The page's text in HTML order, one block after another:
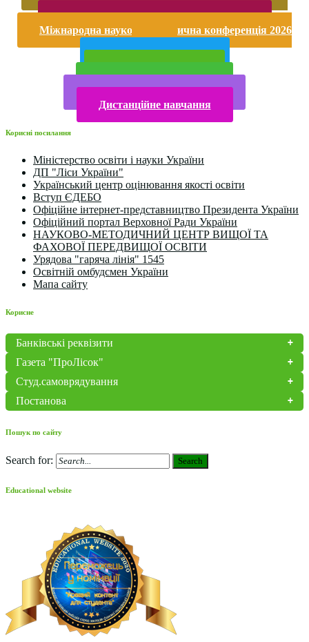
Міжнародна науково-практична конференція 2026
Дистанційне навчання
Корисні посилання
Міністерство освіти і науки України
ДП "Ліси України"
Український центр оцінювання якості освіти
Вступ ЄДЕБО
Офіційне інтернет-представництво Президента України
Офіційний портал Верховної Ради України
НАУКОВО-МЕТОДИЧНИЙ ЦЕНТР ВИЩОЇ ТА
ФАХОВОЇ ПЕРЕДВИЩОЇ ОСВІТИ
Урядова "гаряча лінія" 1545
Освітній омбудсмен України
Мапа сайту
Корисне
Банківські реквізити
Газета "ПроЛісок"
Студ.самоврядування
Постанова
Пошук по сайту
Search for: Search
Educational website